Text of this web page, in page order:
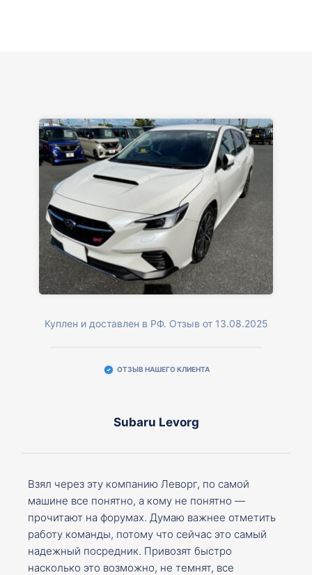
Куплен и доставлен в РФ. Отзыв от 13.08.2025
ОТЗЫВ НАШЕГО КЛИЕНТА
Subaru Levorg
Взял через эту компанию Леворг, по самой
машине все понятно, а кому не понятно —
прочитают на форумах. Думаю важнее отметить
работу команды, потому что сейчас это самый
надежный посредник. Привозят быстро
насколько это возможно, не темнят, все